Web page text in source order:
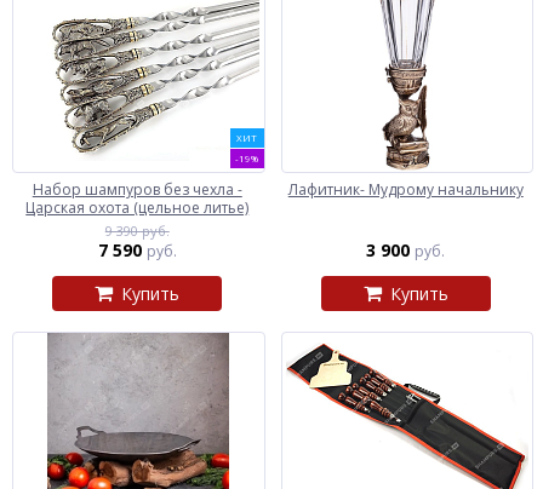
ХИТ
-19%
Набор шампуров без чехла -
Царская охота (цельное литье)
9 390 руб.
7 590 руб.
Купить
Лафитник- Мудрому начальнику
3 900 руб.
Купить